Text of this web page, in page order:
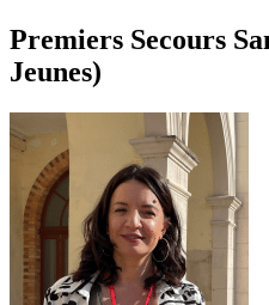
Premiers Secours
Jeunes)